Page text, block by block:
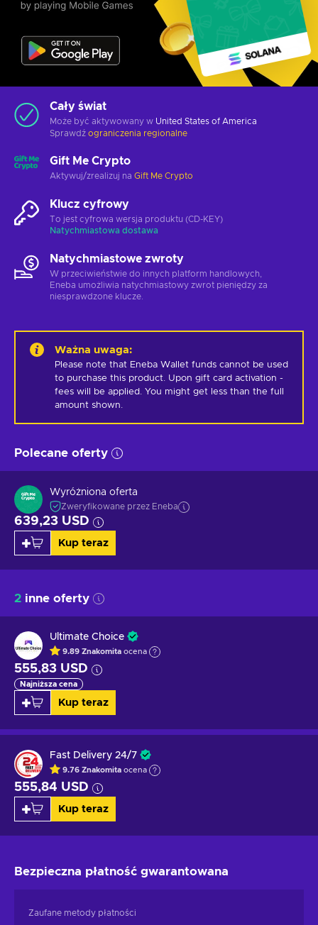
Cały świat
Może być aktywowany w United States of America
Sprawdź ograniczenia regionalne
Gift Me Crypto
Aktywuj/zrealizuj na Gift Me Crypto
Klucz cyfrowy
To jest cyfrowa wersja produktu (CD-KEY)
Natychmiastowa dostawa
Natychmiastowe zwroty
W przeciwieństwie do innych platform handlowych,
Eneba umożliwia natychmiastowy zwrot pieniędzy za
niesprawdzone klucze.
Ważna uwaga:
Please note that Eneba Wallet funds cannot be used
to purchase this product. Upon gift card activation -
fees will be applied. You might get less than the full
amount shown.
Polecane oferty
Wyróżniona oferta
Zweryfikowane przez Eneba
639,23 USD
Kup teraz
2 inne oferty
Ultimate Choice
9.89 Znakomita ocena
555,83 USD
Najniższa cena
Kup teraz
Fast Delivery 24/7
9.76 Znakomita ocena
555,84 USD
Kup teraz
Bezpieczna płatność gwarantowana
Zaufane metody płatności